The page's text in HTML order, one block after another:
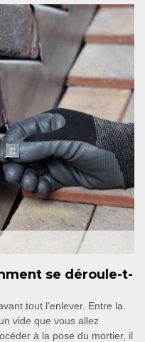
se déroule-t-
tout l’enlever. Entre la
vide que vous allez
à la pose du mortier, il